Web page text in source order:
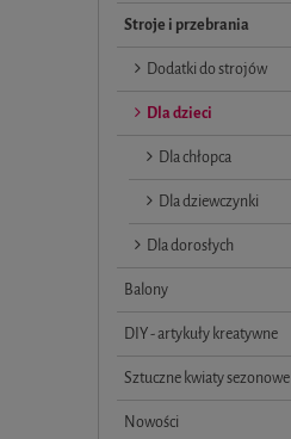
Stroje i przebrania
Dodatki do strojów
Dla dzieci
Dla chłopca
Dla dziewczynki
Dla dorosłych
Balony
DIY - artykuły kreatywne
Sztuczne kwiaty sezonowe
Nowości